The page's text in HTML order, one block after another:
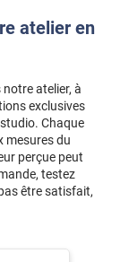
atelier en
notre atelier, à
exclusives
Chaque
mesures du
perçue peut
testez
être satisfait,